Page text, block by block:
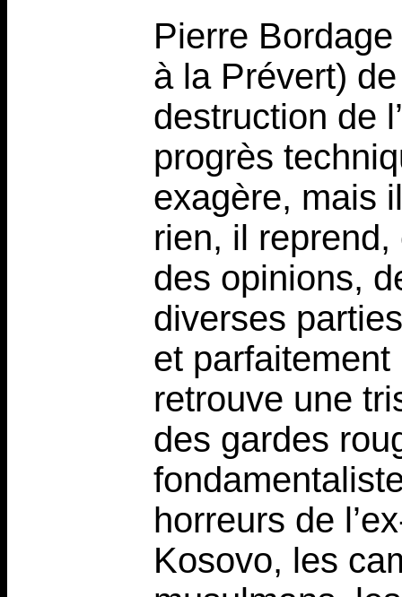
Pierre
à la Prévert)
destruction de
progrès
exagère, mais
rien, il
des opinions,
diverses
et
retrouve une
des gardes
horreurs de
Kosovo, les